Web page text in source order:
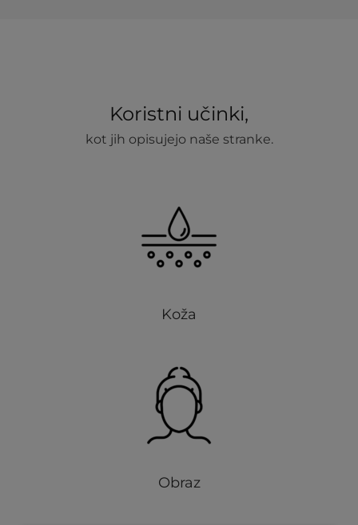
Koristni učinki,
kot jih opisujejo naše stranke.
Koža
Obraz